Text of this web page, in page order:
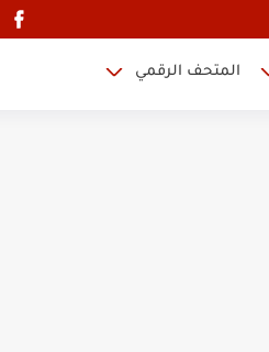
المتحف الرقمي